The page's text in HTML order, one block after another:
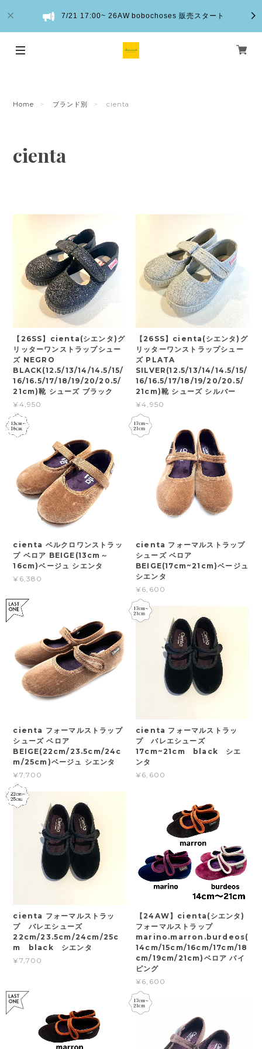
7/21 17:00~ 26AW bobochoses 販売スタート
Home ブランド別 cienta
cienta
【26SS】cienta(シエンタ)グ
リッターワンストラップシュー
ズ NEGRO
BLACK(12.5/13/14/14.5/15/
16/16.5/17/18/19/20/20.5/
21cm)靴 シューズ ブラック
¥4,950
【26SS】cienta(シエンタ)グ
リッターワンストラップシュー
ズ PLATA
SILVER(12.5/13/14/14.5/15/
16/16.5/17/18/19/20/20.5/
21cm)靴 シューズ シルバー
¥4,950
cienta ベルクロワンストラッ
プ ベロア BEIGE(13cm～
16cm)ベージュ シエンタ
¥6,380
cienta フォーマルストラップ
シューズ ベロア
BEIGE(17cm~21cm)ベージュ
シエンタ
¥6,600
cienta フォーマルストラップ
シューズ ベロア
BEIGE(22cm/23.5cm/24c
m/25cm)ベージュ シエンタ
¥7,700
cienta フォーマルストラッ
プ バレエシューズ
17cm~21cm black シエ
ンタ
¥6,600
cienta フォーマルストラッ
プ バレエシューズ
22cm/23.5cm/24cm/25c
m black シエンタ
¥7,700
【24AW】cienta(シエンタ)
フォーマルストラップ
marino.marron.burdeos(
14cm/15cm/16cm/17cm/18
cm/19cm/21cm)ベロア パイ
ピング
¥6,600